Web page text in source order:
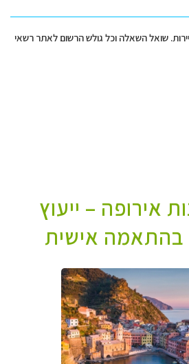
שואל השאלה וכל גולש הרשום לאתר רשאי
אירופה – ייעוץ
בהתאמה אישית